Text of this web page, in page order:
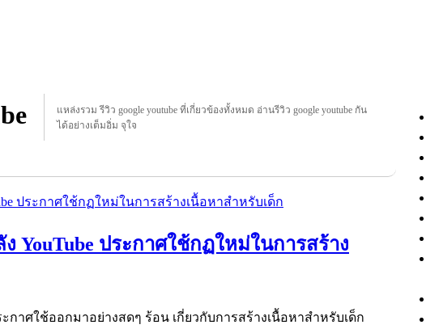
แหล่งรวม รีวิว google youtube ที่เกี่ยวข้องทั้งหมด อ่านรีวิว google youtube กัน
ได้อย่างเต็มอิ่ม จุใจ
YouTube ประกาศใช้กฏใหม่ในการสร้าง
กาศใช้ออกมาอย่างสดๆ ร้อน เกี่ยวกับการสร้างเนื้อหาสำหรับเด็ก